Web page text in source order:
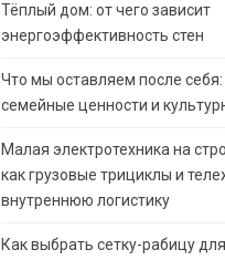
Тёплый дом: от чего зависит
энергоэффективность стен
Что мы оставляем после
семейные ценности и
Малая электротехника на
как грузовые трициклы и
внутреннюю логистику
Как выбрать сетку-рабицу